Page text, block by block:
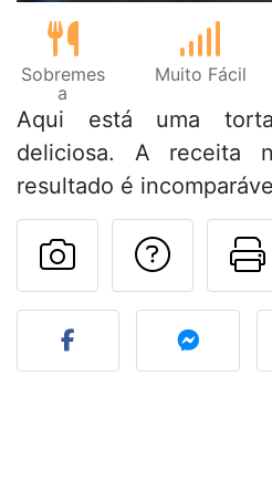
Sobremes
a
Muito Fácil
Aqui está uma
deliciosa. A
resultado é
Fez esta